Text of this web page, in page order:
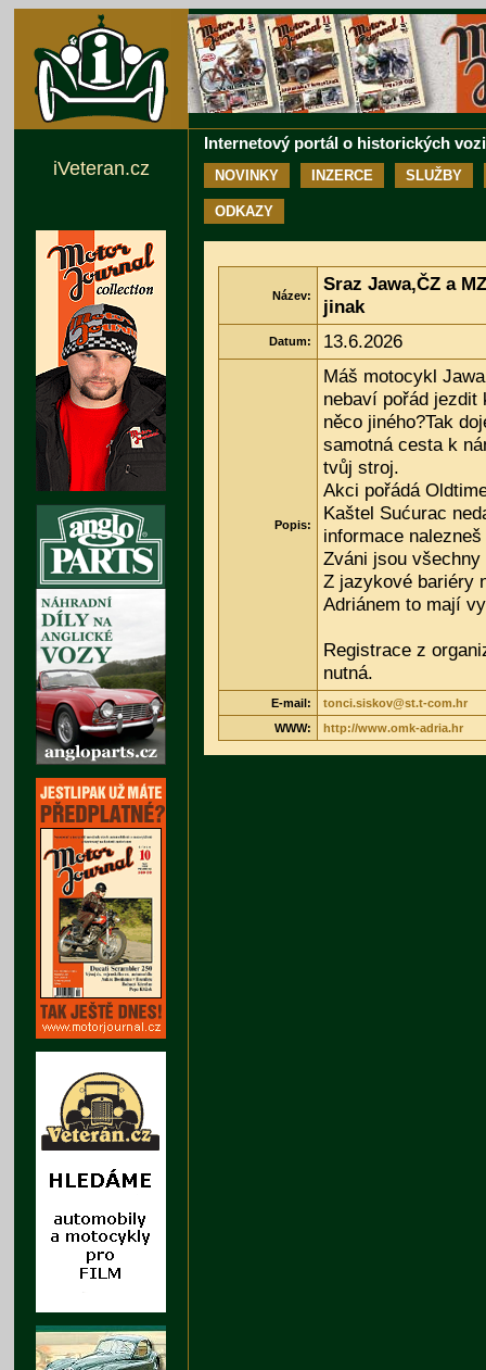
Internetový portál o historických
NOVINKY INZERCE SLUŽBY
ODKAZY
Název:
Sraz Jawa,ČZ a
jinak
Datum: 13.6.2026
Popis:
Máš motocykl
nebaví pořád
něco jiného?Tak
samotná cesta k
tvůj stroj.
Akci pořádá
Kaštel Sućurac
informace
Zváni jsou
Z jazykové bariéry
Adriánem to mají
Registrace z
nutná.
E-mail:
tonci.siskov@st.t-com.hr
WWW:
http://www.omk-adria.hr
iVeteran.cz